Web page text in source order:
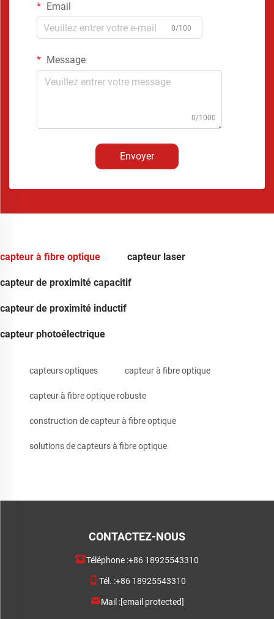
Email
0/100
Message
0/1000
Envoyer
capteur à fibre optique capteur laser
capteur de proximité capacitif
capteur de proximité inductif
capteur photoélectrique
capteurs optiques capteur à fibre optique
capteur à fibre optique robuste
construction de capteur à fibre optique
solutions de capteurs à fibre optique
CONTACTEZ-NOUS
Téléphone :+86 18925543310
Tél. :+86 18925543310
Mail :[email protected]